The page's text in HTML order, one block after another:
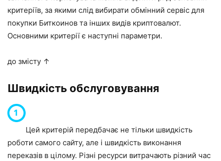
критеріїв, за якими слід вибирати обмінний сервіс для
покупки Биткоинов та інших видів криптовалют.
Основними критерії є наступні параметри.
до змісту ↑
Швидкість обслуговування
Цей критерій передбачає не тільки швидкість
роботи самого сайту, але і швидкість виконання
переказів в цілому. Різні ресурси витрачають різний час